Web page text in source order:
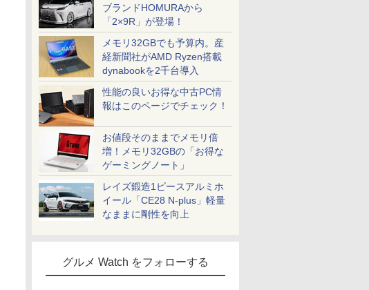
ブランドHOMURAから
「2×9R」が登場！
メモリ32GBでも予算内。産
経新聞社がAMD Ryzen搭載
dynabookを2千台導入
性能の良いお得な中古PC情
報はこのページでチェック！
お値段そのままでメモリ倍
増！メモリ32GBの「お得な
ゲーミングノート」
レイズ鍛造1ピースアルミホ
イール「CE28 N-plus」軽量
なままに剛性を向上
グルメ Watch をフォローする